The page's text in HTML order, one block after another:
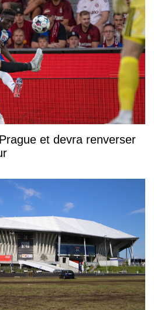
et devra renverser